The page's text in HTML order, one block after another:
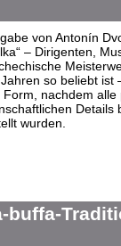
von Antonín
– Dirigenten,
so beliebt ist
nachdem alle
wurden.
buffa-